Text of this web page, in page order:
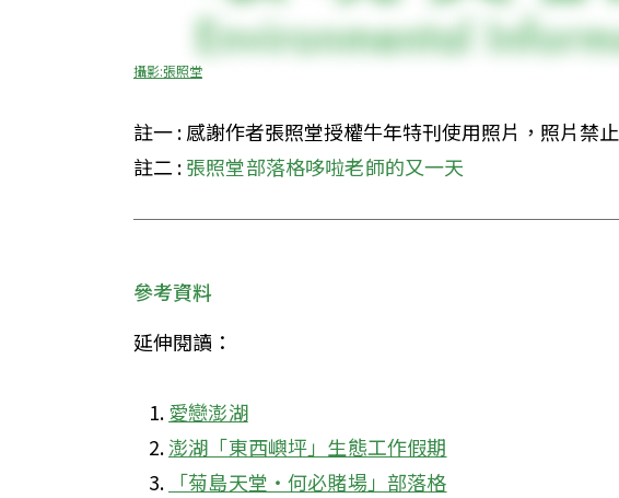
攝影:張照堂
註一 : 感謝作者張照堂授權牛年特刊使用照片，照片禁
註二 : 張照堂部落格哆啦老師的又一天
參考資料
延伸閱讀：
愛戀澎湖
澎湖「東西嶼坪」生態工作假期
「菊島天堂‧何必賭場」部落格